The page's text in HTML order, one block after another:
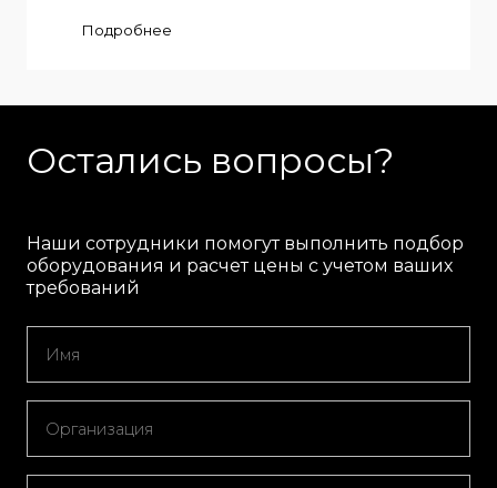
Подробнее
Остались вопросы?
Наши сотрудники помогут выполнить подбор
оборудования и расчет цены с учетом ваших
требований